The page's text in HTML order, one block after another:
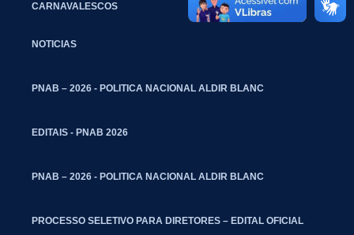
CARNAVALESCOS
NOTICIAS
PNAB – 2026 - POLITICA NACIONAL ALDIR BLANC
EDITAIS - PNAB 2026
PNAB – 2026 - POLITICA NACIONAL ALDIR BLANC
PROCESSO SELETIVO PARA DIRETORES – EDITAL OFICIAL